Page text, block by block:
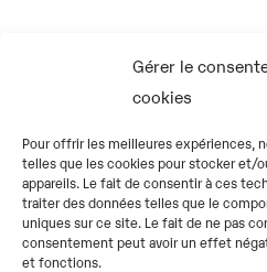
Gérer le
cookies
Pour offrir les meilleures expériences,
telles que les cookies pour stocker et/
appareils. Le fait de consentir à ces
traiter des données telles que le
uniques sur ce site. Le fait de ne pas
consentement peut avoir un effet
et fonctions.
Alternateur fermé